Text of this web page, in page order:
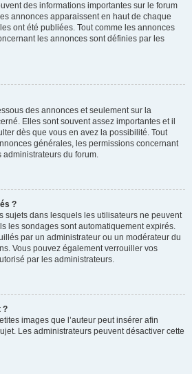
des informations importantes sur le forum
annonces apparaissent en haut de chaque
ont été publiées. Tout comme les annonces
les annonces sont définies par les
des annonces et seulement sur la
Elles sont souvent assez importantes et il
dès que vous en avez la possibilité. Tout
générales, les permissions concernant
administrateurs du forum.
?
sujets dans lesquels les utilisateurs ne peuvent
les sondages sont automatiquement expirés.
par un administrateur ou un modérateur du
Vous pouvez également verrouiller vos
par les administrateurs.
?
images que l’auteur peut insérer afin
Les administrateurs peuvent désactiver cette